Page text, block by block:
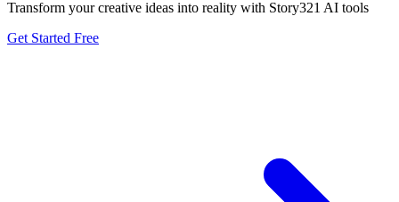
Transform your creative ideas into reality with Story321 AI tools
Get Started Free